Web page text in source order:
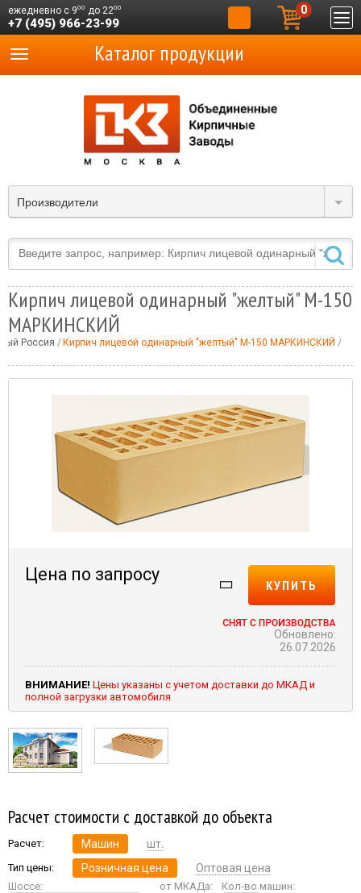
ежедневно с 900 до 2200
+7 (495) 966-23-99
0
Производители
Каталог продукции
Кирпич лицевой одинарный "желтый" М-150
МАРКИНСКИЙ
Россия Кирпич лицевой одинарный "желтый" М-150 МАРКИНСКИЙ
Цена по запросу
КУПИТЬ
Обновлено:
26.07.2026
ВНИМАНИЕ! Цены указаны с учетом доставки до МКАД и
полной загрузки автомобиля
Расчет стоимости с доставкой до объекта
Расчет: Машин шт.
Тип цены: Розничная цена Оптовая цена
Шоссе: от МКАДа: Кол-во машин: